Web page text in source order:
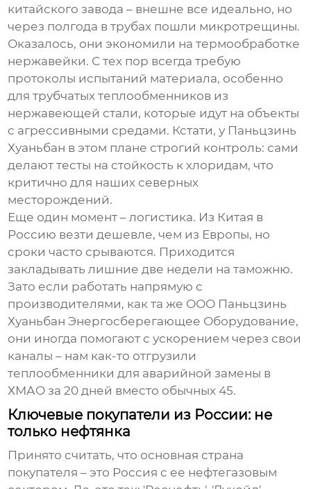
китайского завода – внешне все идеально, но
через полгода в трубах пошли микротрещины.
Оказалось, они экономили на термообработке
нержавейки. С тех пор всегда требую
протоколы испытаний материала, особенно
длятрубчатых теплообменников из
нержавеющей стали, которые идут на объекты
с агрессивными средами. Кстати, у Паньцзинь
Хуаньбан в этом плане строгий контроль: сами
делают тесты на стойкость к хлоридам, что
критично для наших северных
месторождений.
Еще один момент – логистика. Из Китая в
Россию везти дешевле, чем из Европы, но
сроки часто срываются. Приходится
закладывать лишние две недели на таможню.
Зато если работать напрямую с
производителями, как та же ООО Паньцзинь
Хуаньбан Энергосберегающее Оборудование,
они иногда помогают с ускорением через свои
каналы – нам как-то отгрузили
теплообменники для аварийной замены в
ХМАО за 20 дней вместо обычных 45.
Ключевые покупатели из России: не
только нефтянка
Принято считать, что основная страна
покупателя – это Россия с ее нефтегазовым